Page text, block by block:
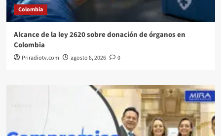
Colombia
Alcance de la ley 2620 sobre donación de órganos en
Colombia
Priradiotv.com agosto 8, 2026 0